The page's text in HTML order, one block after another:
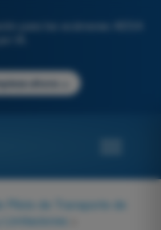
para los exámenes AESA
ahora
Piloto de Transporte de